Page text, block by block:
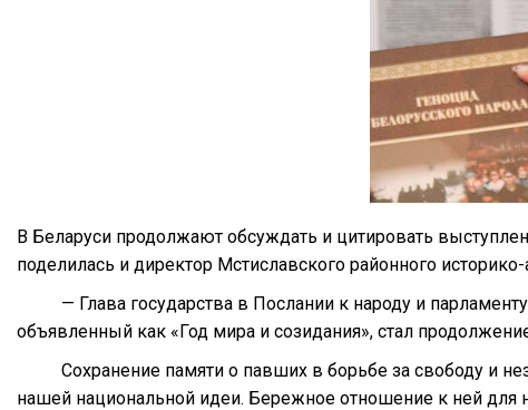
В Беларуси продолжают обсуждать и цитировать
поделилась и директор Мстиславского районного
— Глава государства в Послании к народу и
объявленный как «Год мира и созидания», стал
Сохранение памяти о павших в борьбе за свободу и
нашей национальной идеи. Бережное отношение к ней для